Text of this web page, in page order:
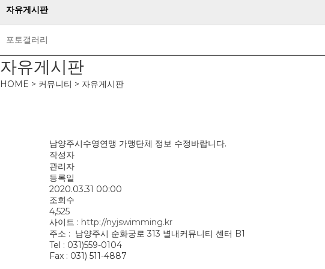
자유게시판
포토갤러리
자유게시판
HOME > 커뮤니티 > 자유게시판
남양주시수영연맹 가맹단체 정보 수정바랍니다.
작성자
관리자
등록일
2020.03.31 00:00
조회수
4,525
사이트 : http://nyjswimming.kr
주소 : 남양주시 순화궁로 313 별내커뮤니티 센터 B1
Tel : 031)559-0104
Fax : 031) 511-4887